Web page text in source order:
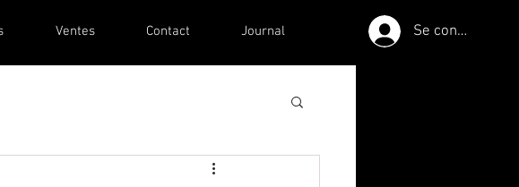
Ventes Contact Journal Se connecter